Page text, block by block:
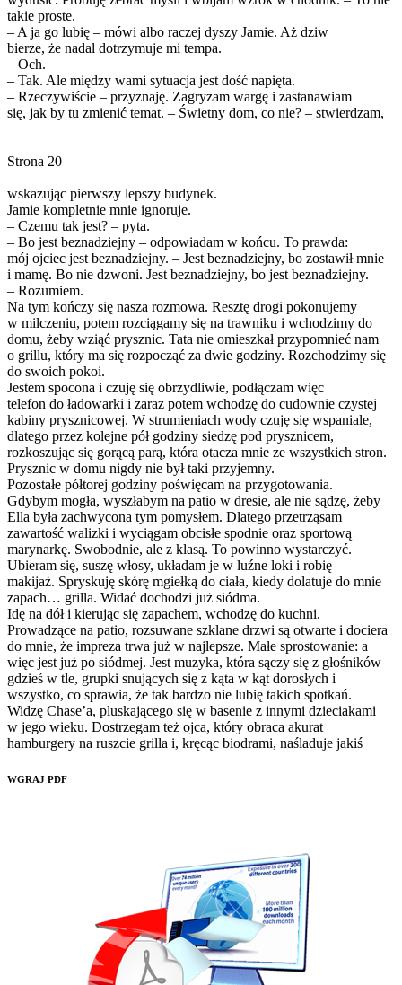
WGRAJ PDF